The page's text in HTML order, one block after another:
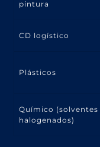
pintura
CD logístico
Plásticos
Químico (solventes
halogenados)